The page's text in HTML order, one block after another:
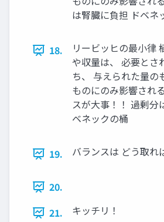
は腎臓に負担 ドベネ
18.
リービッヒの最小律
や収量は、 必要とさ
ち、 与えられた量の
ものにのみ影響され
スが大事！！ 過剰分
ベネックの桶
19. バランスは どう取れ
20.
21.
キッチリ！